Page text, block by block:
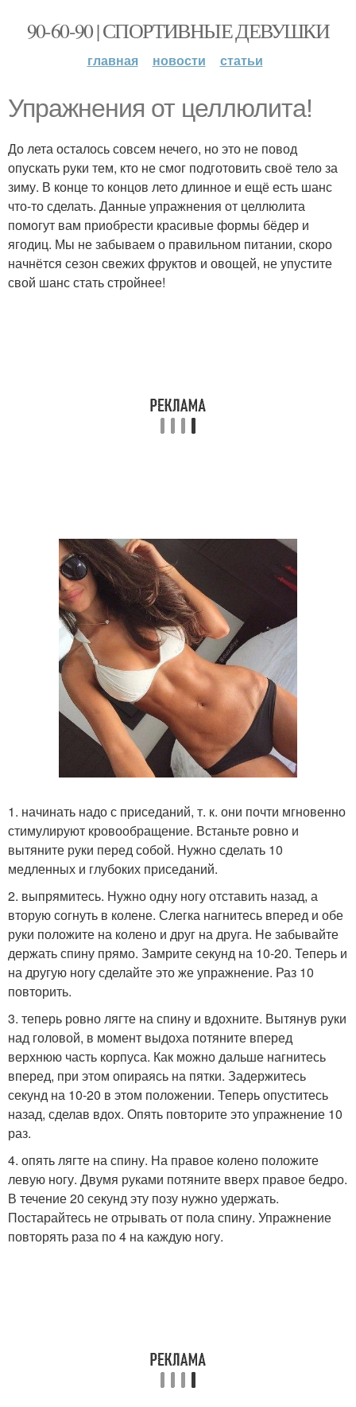
90-60-90 | СПОРТИВНЫЕ ДЕВУШКИ
главная новости статьи
Упражнения от целлюлита!
До лета осталось совсем нечего, но это не повод
опускать руки тем, кто не смог подготовить своё тело за
зиму. В конце то концов лето длинное и ещё есть шанс
что-то сделать. Данные упражнения от целлюлита
помогут вам приобрести красивые формы бёдер и
ягодиц. Мы не забываем о правильном питании, скоро
начнётся сезон свежих фруктов и овощей, не упустите
свой шанс стать стройнее!
1. начинать надо с приседаний, т. к. они почти мгновенно
стимулируют кровообращение. Встаньте ровно и
вытяните руки перед собой. Нужно сделать 10
медленных и глубоких приседаний.
2. выпрямитесь. Нужно одну ногу отставить назад, а
вторую согнуть в колене. Слегка нагнитесь вперед и обе
руки положите на колено и друг на друга. Не забывайте
держать спину прямо. Замрите секунд на 10-20. Теперь и
на другую ногу сделайте это же упражнение. Раз 10
повторить.
3. теперь ровно лягте на спину и вдохните. Вытянув руки
над головой, в момент выдоха потяните вперед
верхнюю часть корпуса. Как можно дальше нагнитесь
вперед, при этом опираясь на пятки. Задержитесь
секунд на 10-20 в этом положении. Теперь опуститесь
назад, сделав вдох. Опять повторите это упражнение 10
раз.
4. опять лягте на спину. На правое колено положите
левую ногу. Двумя руками потяните вверх правое бедро.
В течение 20 секунд эту позу нужно удержать.
Постарайтесь не отрывать от пола спину. Упражнение
повторять раза по 4 на каждую ногу.